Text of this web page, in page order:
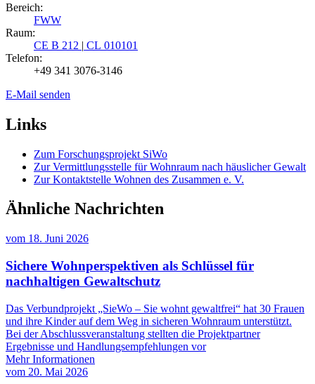
Bereich:
FWW
Raum:
CE B 212 | CL 010101
Telefon:
+49 341 3076-3146
E-Mail senden
Links
Zum Forschungsprojekt SiWo
Zur Vermittlungsstelle für Wohnraum nach häuslicher Gewalt
Zur Kontaktstelle Wohnen des Zusammen e. V.
Ähnliche Nachrichten
vom 18. Juni 2026
Sichere Wohnperspektiven als Schlüssel für
nachhaltigen Gewaltschutz
Das Verbundprojekt „SieWo – Sie wohnt gewaltfrei“ hat 30 Frauen
und ihre Kinder auf dem Weg in sicheren Wohnraum unterstützt.
Bei der Abschlussveranstaltung stellten die Projektpartner
Ergebnisse und Handlungsempfehlungen vor
Mehr Informationen
vom 20. Mai 2026